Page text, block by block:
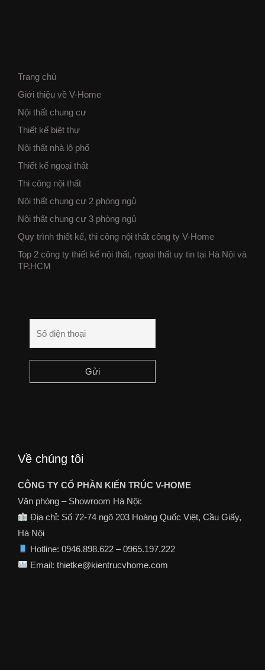
Trang chủ
Giới thiệu về V-Home
Nội thất chung cư
Thiết kế biệt thự
Nội thất nhà lô phố
Thiết kế ngoại thất
Thi công nội thất
Nội thất chung cư 2 phòng ngủ
Nội thất chung cư 3 phòng ngủ
Quy trình thiết kế, thi công nội thất công ty V-Home
Top 2 công ty thiết kế nội thất, ngoại thất uy tin tại Hà Nội và
TP.HCM
Về chúng tôi
CÔNG TY CỔ PHẦN KIẾN TRÚC V-HOME
Văn phòng – Showroom Hà Nội:
Địa chỉ: Số 72-74 ngõ 203 Hoàng Quốc Việt, Cầu Giấy,
Hà Nội
Hotline: 0946.898.622 – 0965.197.222
Email: thietke@kientrucvhome.com